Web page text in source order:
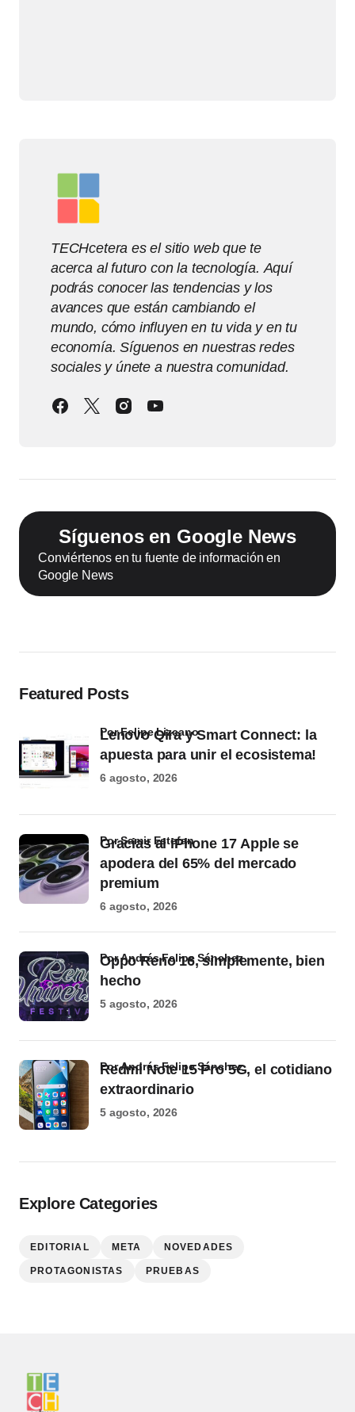
TECHcetera es el sitio web que te
acerca al futuro con la tecnología. Aquí
podrás conocer las tendencias y los
avances que están cambiando el
mundo, cómo influyen en tu vida y en tu
economía. Síguenos en nuestras redes
sociales y únete a nuestra comunidad.
Síguenos en Google News
Conviértenos en tu fuente de información en
Google News
Featured Posts
Lenovo Qira y Smart Connect: la
apuesta para unir el ecosistema!
por Felipe Lizcano
6 agosto, 2026
Gracias al iPhone 17 Apple se
apodera del 65% del mercado
premium
por Samir Estefan
6 agosto, 2026
Oppo Reno 16, simplemente, bien
hecho
por Andrés Felipe Sánchez
5 agosto, 2026
Redmi Note 15 Pro 5G, el cotidiano
extraordinario
por Andrés Felipe Sánchez
5 agosto, 2026
Explore Categories
EDITORIAL META NOVEDADES
PROTAGONISTAS PRUEBAS